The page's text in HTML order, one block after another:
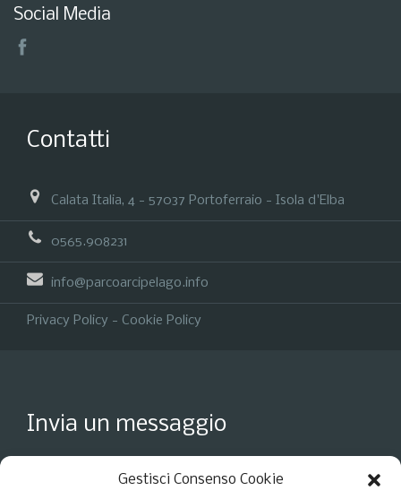
Gestisci Consenso Cookie
Social Media
Contatti
Calata Italia, 4 - 57037 Portoferraio - Isola d'Elba
0565.908231
info@parcoarcipelago.info
Privacy Policy - Cookie Policy
Invia un messaggio